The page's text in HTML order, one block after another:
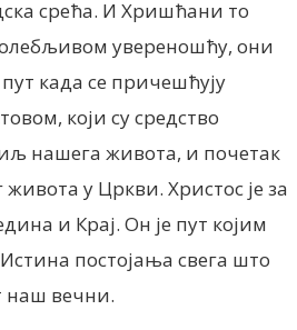
срећа. И Хришћани то
увереношћу, они
када се причешћују
који су средство
нашега живота, и почетак
живота у Цркви. Христос је за
и Крај. Он је пут којим
постојања свега што
наш вечни.